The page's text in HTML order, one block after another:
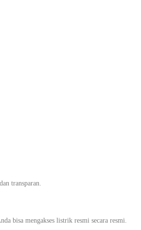
transparan.
bisa mengakses listrik resmi secara resmi.